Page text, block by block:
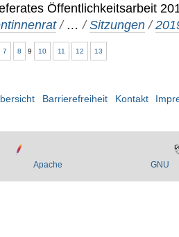
Öffentlichkeitsarbeit
/ …/Sitzungen /
7 8 9 10 11 12 13
Barrierefreiheit Kontakt
Apache GNU